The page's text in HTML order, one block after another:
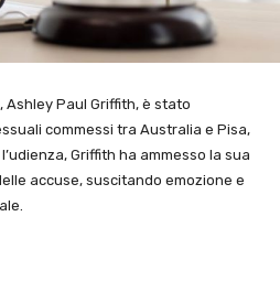
Ashley Paul Griffith, è stato
commessi tra Australia e Pisa,
Griffith ha ammesso la sua
accuse, suscitando emozione e